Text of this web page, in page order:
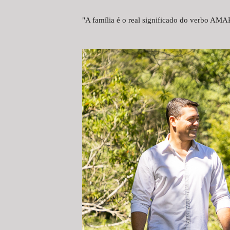
"A família é o real significado do verbo